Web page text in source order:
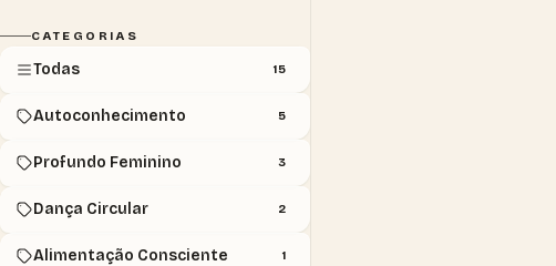
CATEGORIAS
Todas 15
Autoconhecimento 5
Profundo Feminino 3
Dança Circular 2
Alimentação Consciente 1